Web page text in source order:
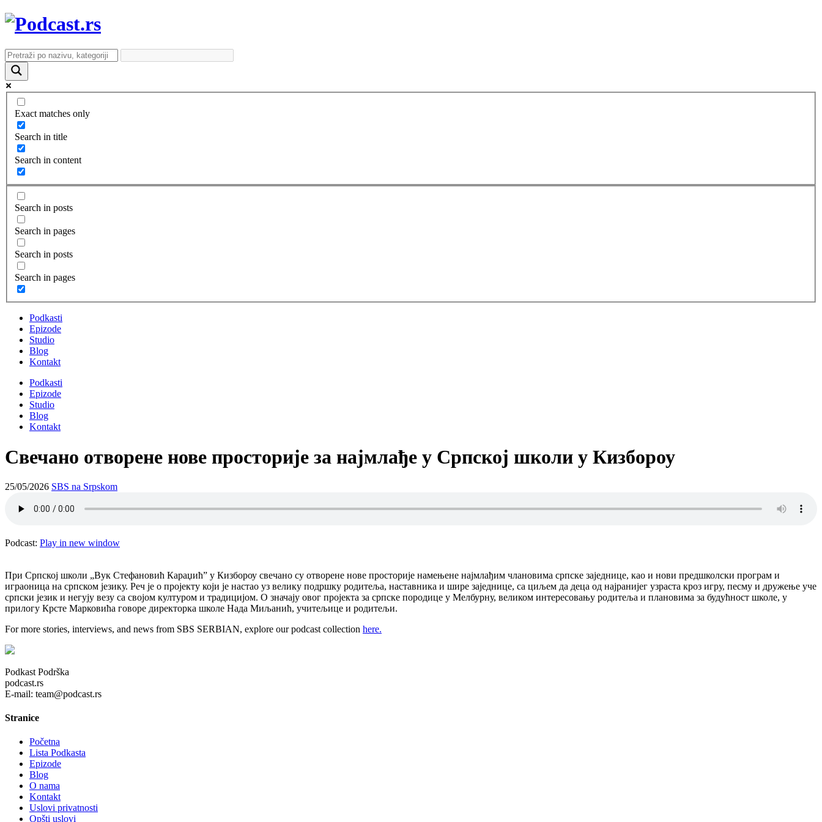
Exact matches only
Search in title
Search in content
Search in posts
Search in pages
Search in posts
Search in pages
Podkasti
Epizode
Studio
Blog
Kontakt
Podkasti
Epizode
Studio
Blog
Kontakt
Свечано отворене нове просторије за најмлађе у Српској школи у Кизбороу
25/05/2026 SBS na Srpskom
Podcast: Play in new window
При Српској школи „Вук Стефановић Караџић” у Кизбороу свечано су отворене нове просторије намењене најмлађим члановима српске заједнице, као и нови предшколски програм и
играоница на српском језику. Реч је о пројекту који је настао уз велику подршку родитеља, наставника и шире заједнице, са циљем да деца од најранијег узраста кроз игру, песму и дружење уче
српски језик и негују везу са својом културом и традицијом. О значају овог пројекта за српске породице у Мелбурну, великом интересовању родитеља и плановима за будућност школе, у
прилогу Крсте Марковића говоре директорка школе Нада Миљанић, учитељице и родитељи.
For more stories, interviews, and news from SBS SERBIAN, explore our podcast collection here.
Podkast Podrška
podcast.rs
E-mail: team@podcast.rs
Stranice
Početna
Lista Podkasta
Epizode
Blog
O nama
Kontakt
Uslovi privatnosti
Opšti uslovi